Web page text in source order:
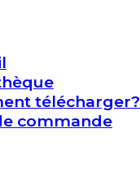
télécharger?
commande